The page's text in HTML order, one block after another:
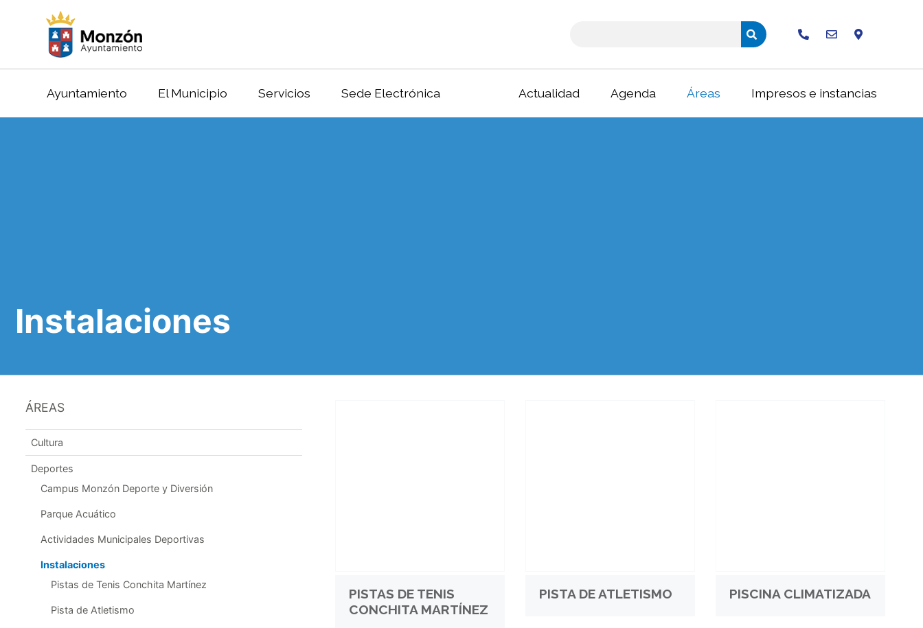
Ayuntamiento El Municipio Servicios Sede Electrónica Actualidad Agenda Áreas Impresos e instancias
Instalaciones
ÁREAS
Cultura
Deportes
Campus Monzón Deporte y Diversión
Parque Acuático
Actividades Municipales Deportivas
Instalaciones
Pistas de Tenis Conchita Martínez
Pista de Atletismo
PISTAS DE TENIS
CONCHITA MARTÍNEZ
PISTA DE ATLETISMO PISCINA CLIMATIZADA